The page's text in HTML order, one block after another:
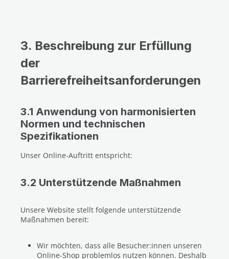
3. Beschreibung zur Erfüllung
der
Barrierefreiheitsanforderungen
3.1 Anwendung von harmonisierten
Normen und technischen
Spezifikationen
Unser Online-Auftritt entspricht:
3.2 Unterstützende Maßnahmen
Unsere Website stellt folgende unterstützende
Maßnahmen bereit:
Wir möchten, dass alle Besucher:innen unseren
Online-Shop problemlos nutzen können. Deshalb